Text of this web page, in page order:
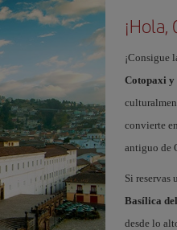
¡Hola,
¡Consigue
Cotopaxi y
convierte
antiguo de
Si reservas
Basílica
desde lo